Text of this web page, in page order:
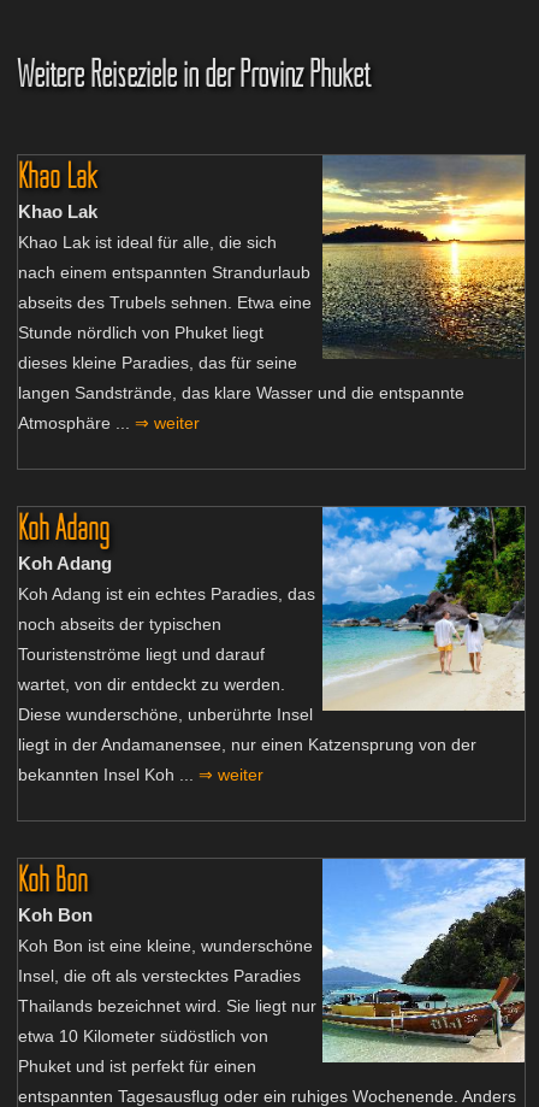
Weitere Reiseziele in der Provinz Phuket
Khao Lak
Khao Lak
Khao Lak ist ideal für alle, die sich
nach einem entspannten Strandurlaub
abseits des Trubels sehnen. Etwa eine
Stunde nördlich von Phuket liegt
dieses kleine Paradies, das für seine
langen Sandstrände, das klare Wasser und die entspannte
Atmosphäre ... ⇒ weiter
Koh Adang
Koh Adang
Koh Adang ist ein echtes Paradies, das
noch abseits der typischen
Touristenströme liegt und darauf
wartet, von dir entdeckt zu werden.
Diese wunderschöne, unberührte Insel
liegt in der Andamanensee, nur einen Katzensprung von der
bekannten Insel Koh ... ⇒ weiter
Koh Bon
Koh Bon
Koh Bon ist eine kleine, wunderschöne
Insel, die oft als verstecktes Paradies
Thailands bezeichnet wird. Sie liegt nur
etwa 10 Kilometer südöstlich von
Phuket und ist perfekt für einen
entspannten Tagesausflug oder ein ruhiges Wochenende. Anders